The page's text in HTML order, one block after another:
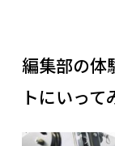
編集部の体
トにいって